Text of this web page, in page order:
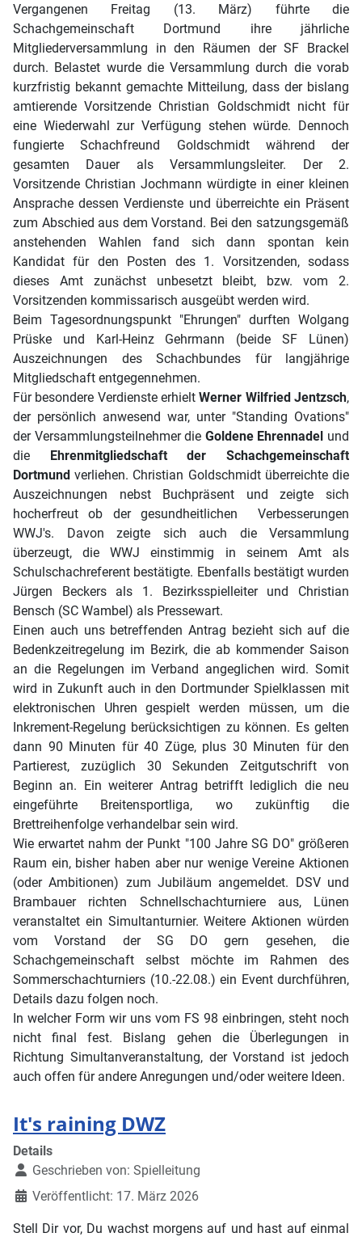
Vergangenen Freitag (13. März) führte die
Schachgemeinschaft Dortmund ihre jährliche
Mitgliederversammlung in den Räumen der SF Brackel
durch. Belastet wurde die Versammlung durch die vorab
kurzfristig bekannt gemachte Mitteilung, dass der bislang
amtierende Vorsitzende Christian Goldschmidt nicht für
eine Wiederwahl zur Verfügung stehen würde. Dennoch
fungierte Schachfreund Goldschmidt während der
gesamten Dauer als Versammlungsleiter. Der 2.
Vorsitzende Christian Jochmann würdigte in einer kleinen
Ansprache dessen Verdienste und überreichte ein Präsent
zum Abschied aus dem Vorstand. Bei den satzungsgemäß
anstehenden Wahlen fand sich dann spontan kein
Kandidat für den Posten des 1. Vorsitzenden, sodass
dieses Amt zunächst unbesetzt bleibt, bzw. vom 2.
Vorsitzenden kommissarisch ausgeübt werden wird.
Beim Tagesordnungspunkt "Ehrungen" durften Wolgang
Prüske und Karl-Heinz Gehrmann (beide SF Lünen)
Auszeichnungen des Schachbundes für langjährige
Mitgliedschaft entgegennehmen.
Für besondere Verdienste erhieltWerner Wilfried Jentzsch,
der persönlich anwesend war, unter "Standing Ovations"
der Versammlungsteilnehmer die Goldene Ehrennadel und
die Ehrenmitgliedschaft der Schachgemeinschaft
Dortmund verliehen. Christian Goldschmidt überreichte die
Auszeichnungen nebst Buchpräsent und zeigte sich
hocherfreut ob der gesundheitlichen Verbesserungen
WWJ's. Davon zeigte sich auch die Versammlung
überzeugt, die WWJ einstimmig in seinem Amt als
Schulschachreferent bestätigte. Ebenfalls bestätigt wurden
Jürgen Beckers als 1. Bezirksspielleiter und Christian
Bensch (SC Wambel) als Pressewart.
Einen auch uns betreffenden Antrag bezieht sich auf die
Bedenkzeitregelung im Bezirk, die ab kommender Saison
an die Regelungen im Verband angeglichen wird. Somit
wird in Zukunft auch in den Dortmunder Spielklassen mit
elektronischen Uhren gespielt werden müssen, um die
Inkrement-Regelung berücksichtigen zu können. Es gelten
dann 90 Minuten für 40 Züge, plus 30 Minuten für den
Partierest, zuzüglich 30 Sekunden Zeitgutschrift von
Beginn an. Ein weiterer Antrag betrifft lediglich die neu
eingeführte Breitensportliga, wo zukünftig die
Brettreihenfolge verhandelbar sein wird.
Wie erwartet nahm der Punkt "100 Jahre SG DO" größeren
Raum ein, bisher haben aber nur wenige Vereine Aktionen
(oder Ambitionen) zum Jubiläum angemeldet. DSV und
Brambauer richten Schnellschachturniere aus, Lünen
veranstaltet ein Simultanturnier. Weitere Aktionen würden
vom Vorstand der SG DO gern gesehen, die
Schachgemeinschaft selbst möchte im Rahmen des
Sommerschachturniers (10.-22.08.) ein Event durchführen,
Details dazu folgen noch.
In welcher Form wir uns vom FS 98 einbringen, steht noch
nicht final fest. Bislang gehen die Überlegungen in
Richtung Simultanveranstaltung, der Vorstand ist jedoch
auch offen für andere Anregungen und/oder weitere Ideen.
It's raining DWZ
Details
Geschrieben von: Spielleitung
Veröffentlicht: 17. März 2026
Stell Dir vor, Du wachst morgens auf und hast auf einmal